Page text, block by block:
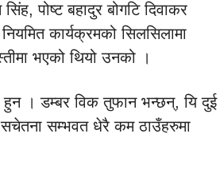
पोष्ट बहादुर बोगटि दिवाकर
कार्यक्रमको सिलसिलामा
भएको थियो उनको ।
हुन । डम्बर विक तुफान भन्छन्, यि दुई
सम्भवत धेरै कम ठाउँहरुमा